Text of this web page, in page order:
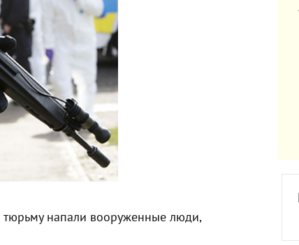
тюрьму напали вооруженные люди,